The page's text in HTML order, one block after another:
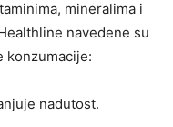
mineralima i
navedene su
konzumacije:
nadutost.